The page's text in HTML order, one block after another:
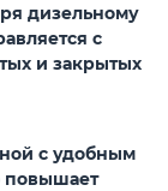
дизельному
с
и закрытых
с удобным
повышает